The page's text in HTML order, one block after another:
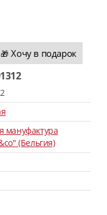
🎁 Хочу в подарок
мануфактура
(Бельгия)